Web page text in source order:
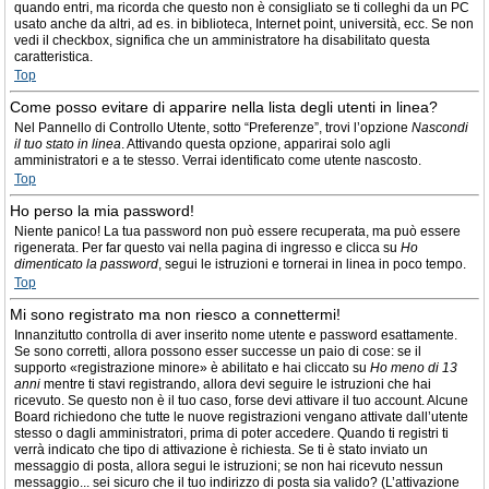
quando entri, ma ricorda che questo non è consigliato se ti colleghi da un PC
usato anche da altri, ad es. in biblioteca, Internet point, università, ecc. Se non
vedi il checkbox, significa che un amministratore ha disabilitato questa
caratteristica.
Top
Come posso evitare di apparire nella lista degli utenti in linea?
Nel Pannello di Controllo Utente, sotto “Preferenze”, trovi l’opzione Nascondi
il tuo stato in linea. Attivando questa opzione, apparirai solo agli
amministratori e a te stesso. Verrai identificato come utente nascosto.
Top
Ho perso la mia password!
Niente panico! La tua password non può essere recuperata, ma può essere
rigenerata. Per far questo vai nella pagina di ingresso e clicca su Ho
dimenticato la password, segui le istruzioni e tornerai in linea in poco tempo.
Top
Mi sono registrato ma non riesco a connettermi!
Innanzitutto controlla di aver inserito nome utente e password esattamente.
Se sono corretti, allora possono esser successe un paio di cose: se il
supporto «registrazione minore» è abilitato e hai cliccato su Ho meno di 13
anni mentre ti stavi registrando, allora devi seguire le istruzioni che hai
ricevuto. Se questo non è il tuo caso, forse devi attivare il tuo account. Alcune
Board richiedono che tutte le nuove registrazioni vengano attivate dall’utente
stesso o dagli amministratori, prima di poter accedere. Quando ti registri ti
verrà indicato che tipo di attivazione è richiesta. Se ti è stato inviato un
messaggio di posta, allora segui le istruzioni; se non hai ricevuto nessun
messaggio... sei sicuro che il tuo indirizzo di posta sia valido? (L’attivazione